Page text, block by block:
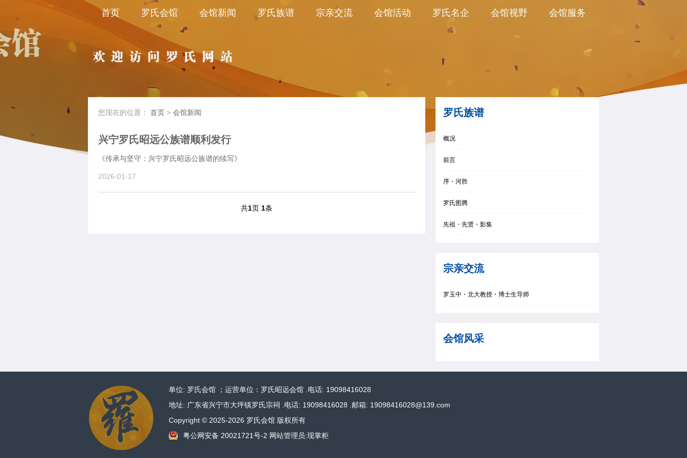
首页 罗氏会馆 会馆新闻 罗氏族谱 宗亲交流 会馆活动 罗氏名企 会馆视野 会馆服务
您现在的位置： 首页 > 会馆新闻
兴宁罗氏昭远公族谱顺利发行
《传承与坚守：兴宁罗氏昭远公族谱的续写》
2026-01-17
共1页 1条
罗氏族谱
概况
前言
序・河胜
罗氏图腾
先祖・先贤・影集
宗亲交流
罗玉中・北大教授・博士生导师
会馆风采
单位: 罗氏会馆 ；运营单位：罗氏昭远会馆 . 电话: 19098416028
地址: 广东省兴宁市大坪镇罗氏宗祠 .电话: 19098416028 .邮箱: 19098416028@139.com
Copyright © 2025-2026 罗氏会馆 版权所有
粤公网安备 20021721号-2 网站管理员:现掌柜